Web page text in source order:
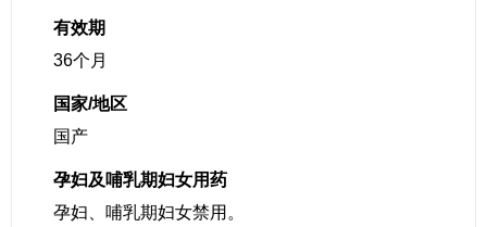
有效期
36个月
国家/地区
国产
孕妇及哺乳期妇女用药
孕妇、哺乳期妇女禁用。